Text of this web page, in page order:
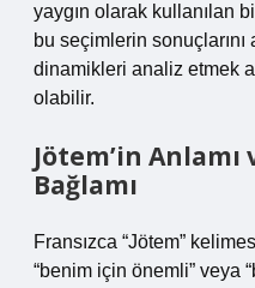
yaygın olarak kullanılan
bu seçimlerin sonuçlarını
dinamikleri analiz etmek
olabilir.
Jötem’in
Bağlamı
Fransızca “Jötem”
“benim için önemli” veya